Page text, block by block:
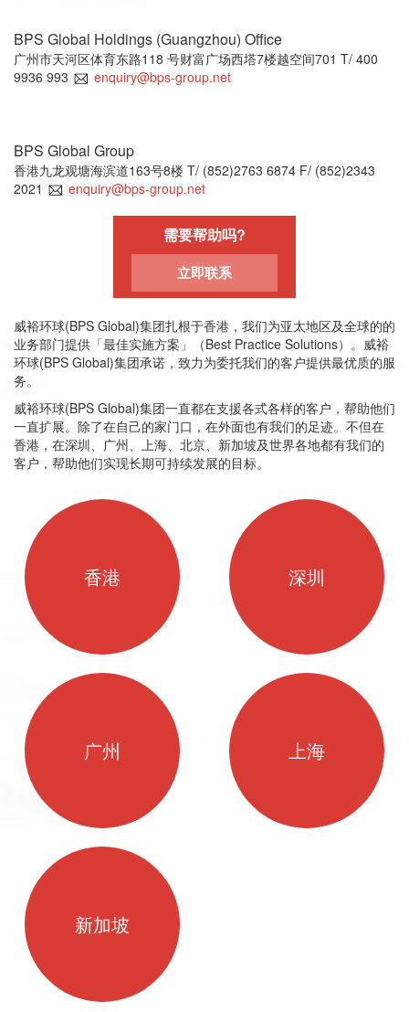
BPS Global Holdings (Guangzhou) Office
广州市天河区体育东路118 号财富广场西塔7楼越空间701 T/ 400
9936 993
enquiry@bps-group.net
BPS Global Group
香港九龙观塘海滨道163号8楼 T/ (852)2763 6874 F/ (852)2343
2021
enquiry@bps-group.net
需要帮助吗?
立即联系
威裕环球(BPS Global)集团扎根于香港，我们为亚太地区及全球的的
业务部门提供「最佳实施方案」（Best Practice Solutions）。威裕
环球(BPS Global)集团承诺，致力为委托我们的客户提供最优质的服
务。
威裕环球(BPS Global)集团一直都在支援各式各样的客户，帮助他们
一直扩展。除了在自己的家门口，在外面也有我们的足迹。不但在
香港，在深圳、广州、上海、北京、新加坡及世界各地都有我们的
客户，帮助他们实现长期可持续发展的目标。
香港 深圳
广州 上海
新加坡